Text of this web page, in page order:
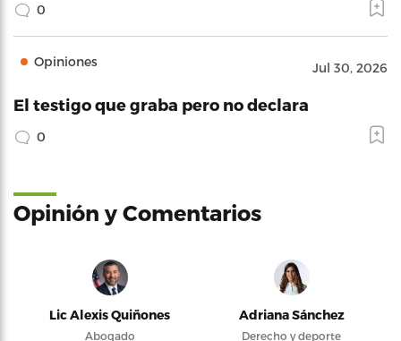
0
Opiniones Jul 30, 2026
El testigo que graba pero no declara
0
Opinión y Comentarios
Lic Alexis Quiñones
Abogado
Adriana Sánchez
Derecho y deporte